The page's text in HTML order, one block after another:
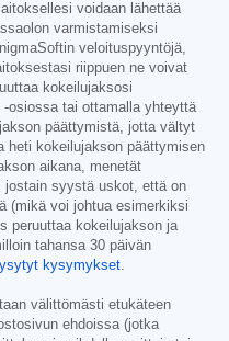
voidaan lähettää
varmistamiseksi
veloituspyyntöjä,
riippuen ne voivat
kokeilujaksosi
osiossa tai ottamalla yhteyttä
päättymistä, jotta vältyt
heti kokeilujakson päättymisen
aikana, menetät
jostain syystä uskot, että on
(mikä voi johtua esimerkiksi
peruuttaa kokeilujakson ja
tahansa 30 päivän
kysymykset.
välittömästi etukäteen
ehdoissa (jotka